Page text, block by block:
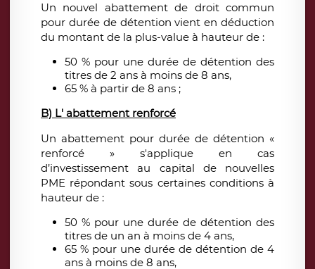
Un nouvel abattement de droit commun
pour durée de détention vient en déduction
du montant de la plus-value à hauteur de :
50 % pour une durée de détention des
titres de 2 ans à moins de 8 ans,
65 % à partir de 8 ans ;
B) L' abattement renforcé
Un abattement pour durée de détention «
renforcé » s'applique en cas
d’investissement au capital de nouvelles
PME répondant sous certaines conditions à
hauteur de :
50 % pour une durée de détention des
titres de un an à moins de 4 ans,
65 % pour une durée de détention de 4
ans à moins de 8 ans,